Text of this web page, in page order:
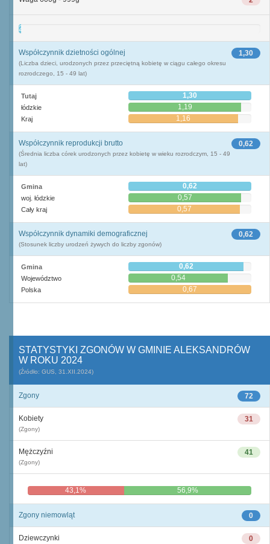
2
1,30
Współczynnik dzietności ogólnej
(Liczba dzieci, urodzonych przez przeciętną kobietę w ciągu całego okresu
rozrodczego, 15 - 49 lat)
Tutaj 1,30
łódzkie 1,19
Kraj 1,16
0,62
Współczynnik reprodukcji brutto
(Średnia liczba córek urodzonych przez kobietę w wieku rozrodczym, 15 - 49
lat)
Gmina 0,62
woj. łódzkie 0,57
Cały kraj 0,57
0,62
Współczynnik dynamiki demograficznej
(Stosunek liczby urodzeń żywych do liczby zgonów)
Gmina 0,62
Województwo 0,54
Polska 0,67
STATYSTYKI ZGONÓW W GMINIE ALEKSANDRÓW
W ROKU 2024
(Źródło: GUS, 31.XII.2024)
72
Zgony
31
Kobiety
(Zgony)
41
Mężczyźni
(Zgony)
43,1% 56,9%
0
Zgony niemowląt
0
Dziewczynki